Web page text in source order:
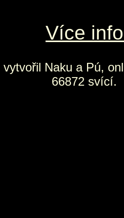
Více
vytvořil Naku a Pú,
66872 svící.